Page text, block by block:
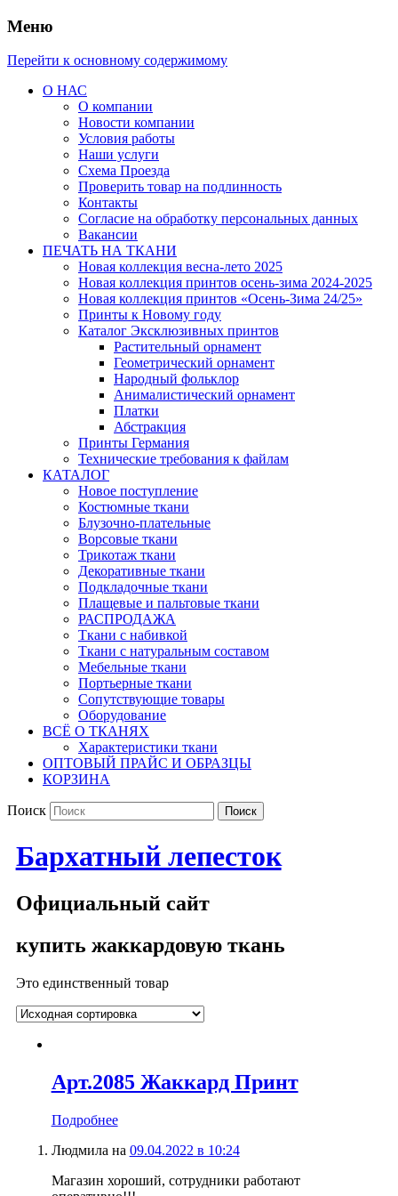
Меню
Перейти к основному содержимому
О НАС
О компании
Новости компании
Условия работы
Наши услуги
Схема Проезда
Проверить товар на подлинность
Контакты
Согласие на обработку персональных данных
Вакансии
ПЕЧАТЬ НА ТКАНИ
Новая коллекция весна-лето 2025
Новая коллекция принтов осень-зима 2024-2025
Новая коллекция принтов «Осень-Зима 24/25»
Принты к Новому году
Каталог Эксклюзивных принтов
Растительный орнамент
Геометрический орнамент
Народный фольклор
Анималистический орнамент
Платки
Абстракция
Принты Германия
Технические требования к файлам
КАТАЛОГ
Новое поступление
Костюмные ткани
Блузочно-плательные
Ворсовые ткани
Трикотаж ткани
Декоративные ткани
Подкладочные ткани
Плащевые и пальтовые ткани
РАСПРОДАЖА
Ткани с набивкой
Ткани с натуральным составом
Мебельные ткани
Портьерные ткани
Сопутствующие товары
Оборудование
ВСЁ О ТКАНЯХ
Характеристики ткани
ОПТОВЫЙ ПРАЙС И ОБРАЗЦЫ
КОРЗИНА
Поиск
Бархатный лепесток
Официальный сайт
купить жаккардовую ткань
Это единственный товар
Арт.2085 Жаккард Принт
Подробнее
Людмила на 09.04.2022 в 10:24
Магазин хороший, сотрудники работают